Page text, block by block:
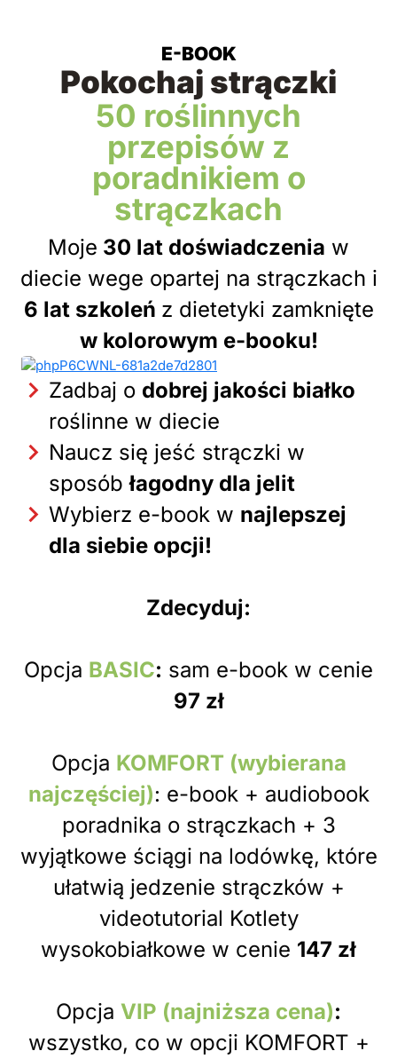
E-BOOK
Pokochaj strączki
50 roślinnych
przepisów z
poradnikiem o
strączkach
Moje 30 lat doświadczenia w
diecie wege opartej na strączkach i
6 lat szkoleń z dietetyki zamknięte
w kolorowym e-booku!
Zadbaj o dobrej jakości białko
roślinne w diecie
Naucz się jeść strączki w
sposóbłagodny dla jelit
Wybierz e-book w najlepszej
dla siebie opcji!
Zdecyduj:
Opcja BASIC: sam e-book w cenie
97 zł
Opcja KOMFORT (wybierana
najczęściej): e-book + audiobook
poradnika o strączkach + 3
wyjątkowe ściągi na lodówkę, które
ułatwią jedzenie strączków +
videotutorial Kotlety
wysokobiałkowe w cenie 147 zł
Opcja VIP (najniższa cena):
wszystko, co w opcji KOMFORT +